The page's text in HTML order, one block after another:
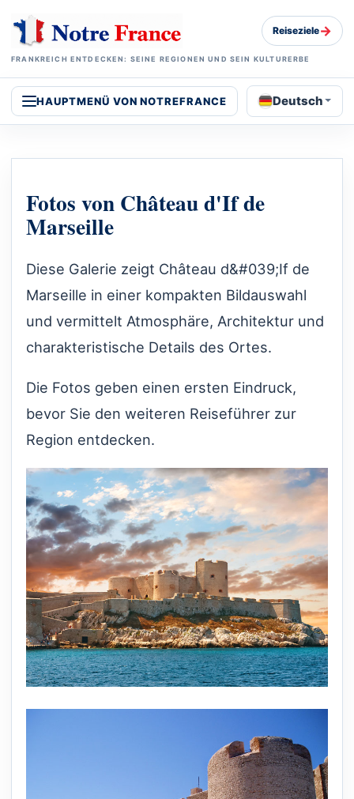
FRANKREICH ENTDECKEN: SEINE REGIONEN UND SEIN KULTURERBE
Reiseziele→
HAUPTMENÜ VON NOTREFRANCE Deutsch
Fotos von Château d'If de
Marseille
Diese Galerie zeigt Château d&#039;If de
Marseille in einer kompakten Bildauswahl
und vermittelt Atmosphäre, Architektur und
charakteristische Details des Ortes.
Die Fotos geben einen ersten Eindruck,
bevor Sie den weiteren Reiseführer zur
Region entdecken.